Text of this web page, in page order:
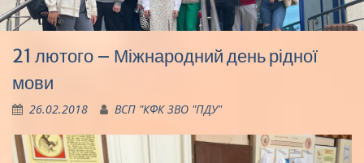
21 лютого – Міжнародний день рідної
мови
26.02.2018 ВСП "КФК ЗВО "ПДУ"